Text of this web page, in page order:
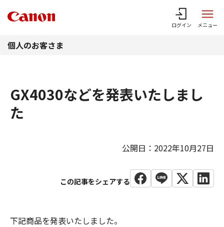
ログイン メニュー
個人のお客さま
GX4030などを発表いたしまし
た
公開日：2022年10月27日
下記商品を発表いたしました。